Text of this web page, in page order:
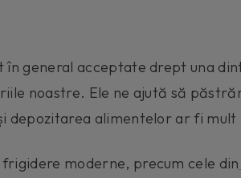
în general acceptate drept una
noastre. Ele ne ajută să
depozitarea alimentelor ar fi
moderne, precum cele din